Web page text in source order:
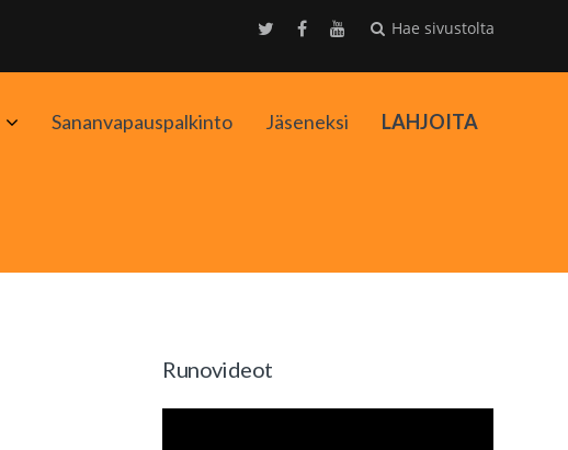
Hae sivustolta
AvaaSananvapauspalkinto Jäseneksi LAHJOITA
Runovideot